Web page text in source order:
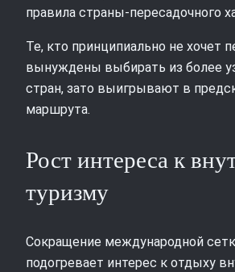
правила страны‑пересадочного
Те, кто принципиально не хочет
вынуждены выбирать из более
стран, зато выигрывают в
маршрута.
Рост интереса к
туризму
Сокращение международной
подогревает интерес к отдыху